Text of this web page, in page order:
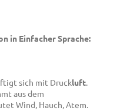
in Einfacher Sprache:
sich mit Druckluft.
aus dem
Wind, Hauch, Atem.